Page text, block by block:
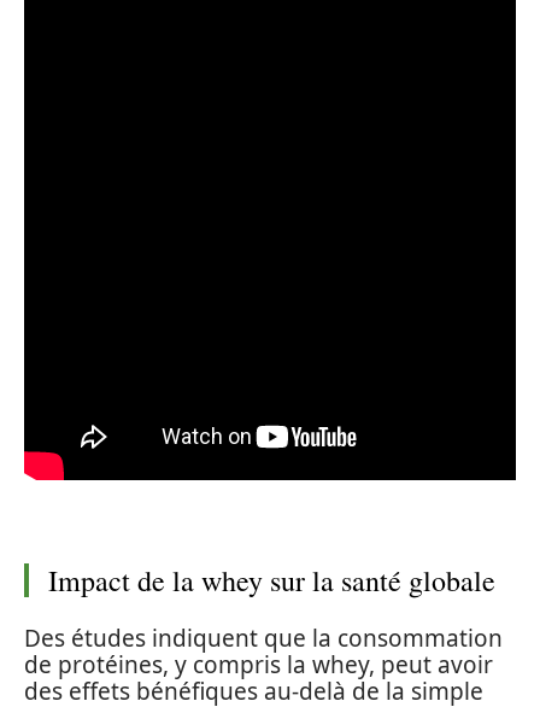
Impact de la whey sur la santé globale
Des études indiquent que la consommation
de protéines, y compris la whey, peut avoir
des effets bénéfiques au-delà de la simple